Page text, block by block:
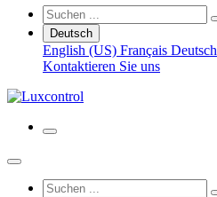
Deutsch
English (US) Français Deutsch
Kontaktieren Sie uns